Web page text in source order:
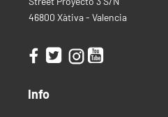
46800 Xàtiva - Valencia
Info